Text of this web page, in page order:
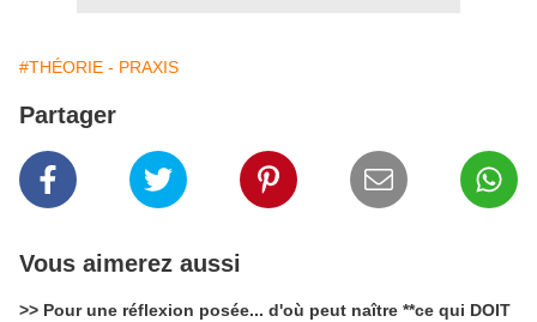
#THÉORIE - PRAXIS
Partager
Vous aimerez aussi
>> Pour une réflexion posée... d'où peut naître **ce qui DOIT